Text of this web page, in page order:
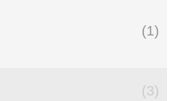
(1)
(3)